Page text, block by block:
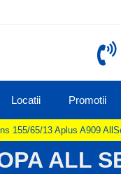
Locatii Promotii
155/65/13 Aplus A909
ALL